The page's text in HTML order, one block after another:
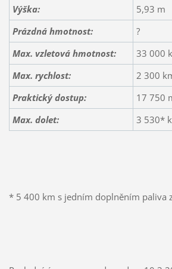
Výška:
5,93 m
Prázdná hmotnost:
?
Max. vzletová hmotnost:
33 000
Max. rychlost:
2 300
Praktický dostup:
17 750
Max. dolet:
3 530*
* 5 400 km s jedním doplněním paliva